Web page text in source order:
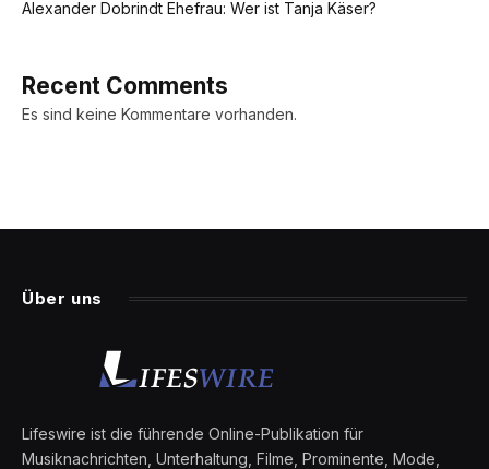
Alexander Dobrindt Ehefrau: Wer ist Tanja Käser?
Recent Comments
Es sind keine Kommentare vorhanden.
Über uns
Lifeswire ist die führende Online-Publikation für
Musiknachrichten, Unterhaltung, Filme, Prominente, Mode,